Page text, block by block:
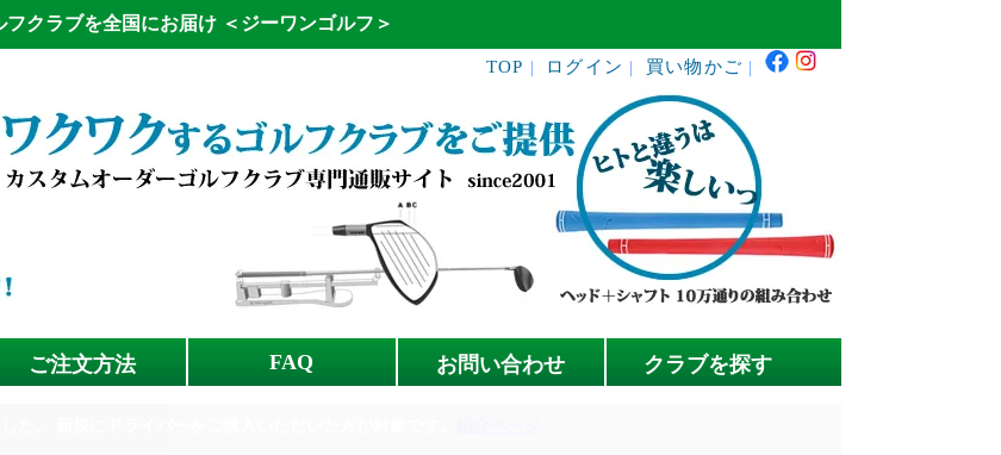
クラブを全国にお届け ＜ジーワンゴルフ＞
TOP ログイン 買い物かご
ご注文方法 FAQ お問い合わせ クラブを探す